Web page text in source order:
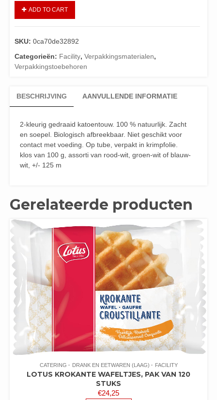
ADD TO CART
SKU: 0ca70de32892
Categorieën: Facility, Verpakkingsmaterialen,
Verpakkingstoebehoren
BESCHRIJVING AANVULLENDE INFORMATIE
2-kleurig gedraaid katoentouw. 100 % natuurlijk. Zacht
en soepel. Biologisch afbreekbaar. Niet geschikt voor
contact met voeding. Op tube, verpakt in krimpfolie.
klos van 100 g, assorti van rood-wit, groen-wit of blauw-
wit, +/- 125 m
Gerelateerde producten
CATERING DRANK EN EETWAREN (LAAG) FACILITY
LOTUS KROKANTE WAFELTJES, PAK VAN 120
STUKS
€24,25